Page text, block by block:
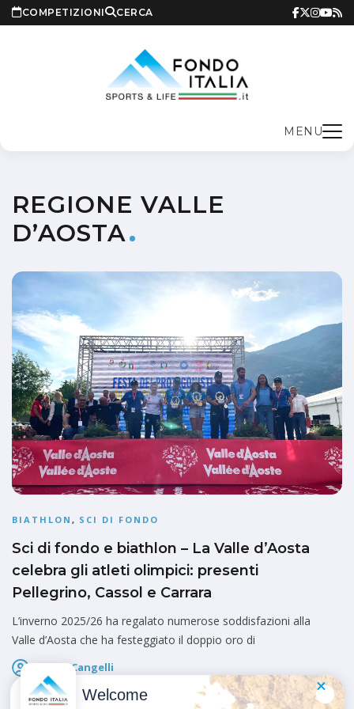
COMPETIZIONI CERCA
MENU
REGIONE VALLE
D’AOSTA
BIATHLON , SCI DI FONDO
Sci di fondo e biathlon – La Valle d’Aosta
celebra gli atleti olimpici: presenti
Pellegrino, Cassol e Carrara
L’inverno 2025/26 ha regalato numerose soddisfazioni alla
Valle d’Aosta che ha festeggiato il doppio oro di
Marco Cangelli
Pubblicato il
Welcome